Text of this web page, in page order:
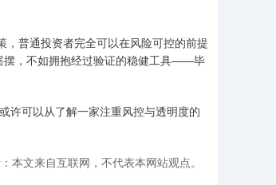
，普通投资者完全可以在风险可控的前提
摆，不如拥抱经过验证的稳健工具——毕
许可以从了解一家注重风控与透明度的
本文来自互联网，不代表本网站观点。